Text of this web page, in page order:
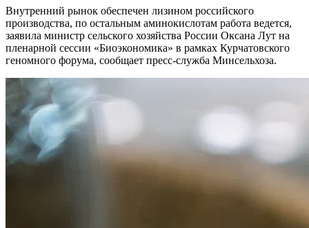
Внутренний рынок обеспечен лизином российского
производства, по остальным аминокислотам работа ведется,
заявила министр сельского хозяйства России Оксана Лут на
пленарной сессии «Биоэкономика» в рамках Курчатовского
геномного форума, сообщает пресс-служба Минсельхоза.